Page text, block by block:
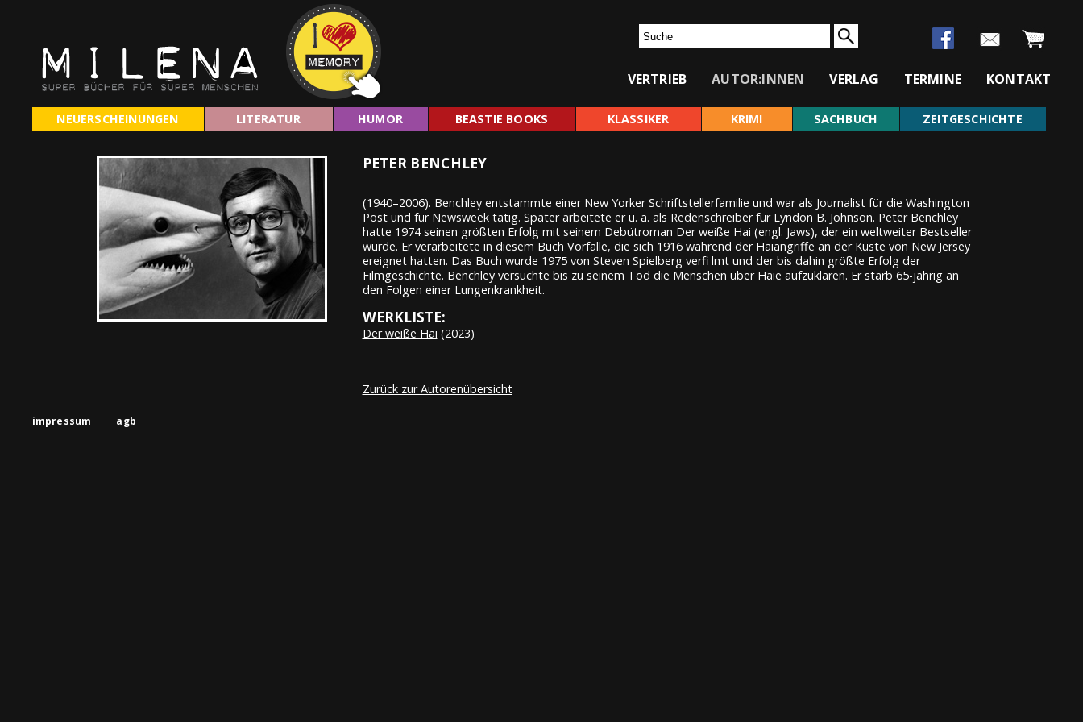
VERTRIEB AUTOR:INNEN VERLAG TERMINE KONTAKT
NEUERSCHEINUNGEN LITERATUR HUMOR BEASTIE BOOKS KLASSIKER KRIMI SACHBUCH ZEITGESCHICHTE
PETER BENCHLEY
(1940–2006). Benchley entstammte einer New Yorker Schriftstellerfamilie und war als Journalist für die Washington
Post und für Newsweek tätig. Später arbeitete er u. a. als Redenschreiber für Lyndon B. Johnson. Peter Benchley
hatte 1974 seinen größten Erfolg mit seinem Debütroman Der weiße Hai (engl. Jaws), der ein weltweiter Bestseller
wurde. Er verarbeitete in diesem Buch Vorfälle, die sich 1916 während der Haiangriffe an der Küste von New Jersey
ereignet hatten. Das Buch wurde 1975 von Steven Spielberg verfi lmt und der bis dahin größte Erfolg der
Filmgeschichte. Benchley versuchte bis zu seinem Tod die Menschen über Haie aufzuklären. Er starb 65-jährig an
den Folgen einer Lungenkrankheit.
WERKLISTE:
Der weiße Hai (2023)
Zurück zur Autorenübersicht
impressum agb